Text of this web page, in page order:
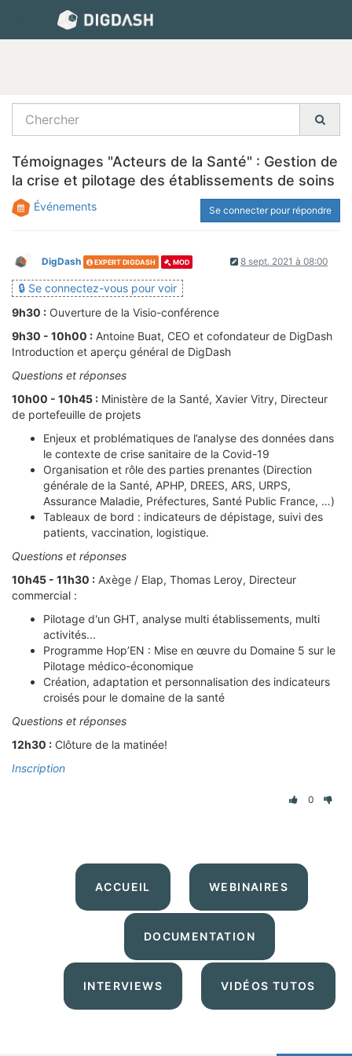
Témoignages "Acteurs de la Santé" : Gestion de
la crise et pilotage des établissements de soins
Événements Se connecter pour répondre
DigDash EXPERT DIGDASH MOD 8 sept. 2021 à 08:00
🔒 Se connectez-vous pour voir
9h30 : Ouverture de la Visio-conférence
9h30 - 10h00 : Antoine Buat, CEO et cofondateur de DigDash
Introduction et aperçu général de DigDash
Questions et réponses
10h00 - 10h45 : Ministère de la Santé, Xavier Vitry, Directeur
de portefeuille de projets
Enjeux et problématiques de l’analyse des données dans
le contexte de crise sanitaire de la Covid-19
Organisation et rôle des parties prenantes (Direction
générale de la Santé, APHP, DREES, ARS, URPS,
Assurance Maladie, Préfectures, Santé Public France, …)
Tableaux de bord : indicateurs de dépistage, suivi des
patients, vaccination, logistique.
Questions et réponses
10h45 - 11h30 : Axège / Elap, Thomas Leroy, Directeur
commercial :
Pilotage d'un GHT, analyse multi établissements, multi
activités...
Programme Hop’EN : Mise en œuvre du Domaine 5 sur le
Pilotage médico-économique
Création, adaptation et personnalisation des indicateurs
croisés pour le domaine de la santé
Questions et réponses
12h30 : Clôture de la matinée!
Inscription
0
ACCUEIL WEBINAIRES
DOCUMENTATION
INTERVIEWS VIDÉOS TUTOS